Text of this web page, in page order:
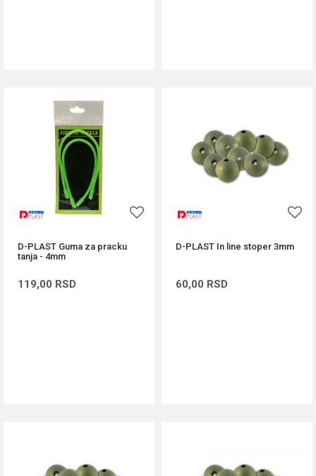
D-PLAST Guma za pracku
tanja - 4mm
119,00 RSD
D-PLAST In line stoper 3mm
60,00 RSD